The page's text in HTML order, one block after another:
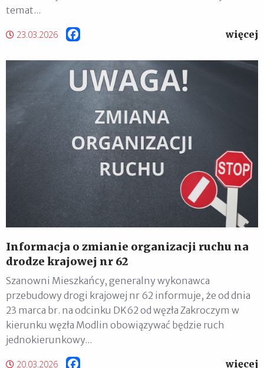
temat...
23.03.2026 więcej
Informacja o zmianie organizacji ruchu na
drodze krajowej nr 62
Szanowni Mieszkańcy, generalny wykonawca
przebudowy drogi krajowej nr 62 informuje, że od dnia
23 marca br. na odcinku DK62 od węzła Zakroczym w
kierunku węzła Modlin obowiązywać będzie ruch
jednokierunkowy...
20.03.2026 więcej